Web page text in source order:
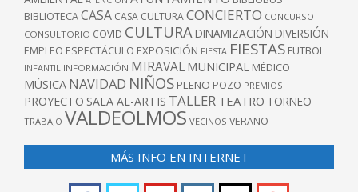
BIBLIOTECACASA CASA CULTURACONCIERTO CONCURSO
CONSULTORIO COVID CULTURA DINAMIZACIÓN DIVERSIÓN
EMPLEO ESPECTÁCULO EXPOSICIÓN FIESTA FIESTAS FUTBOL
INFANTIL INFORMACIÓN MIRAVAL MUNICIPAL MÉDICO
MÚSICA NAVIDAD NIÑOS PLENO POZO PREMIOS
PROYECTO SALA AL-ARTIS TALLER TEATRO TORNEO
TRABAJO VALDEOLMOS VECINOS VERANO
MÁS INFO EN INTERNET